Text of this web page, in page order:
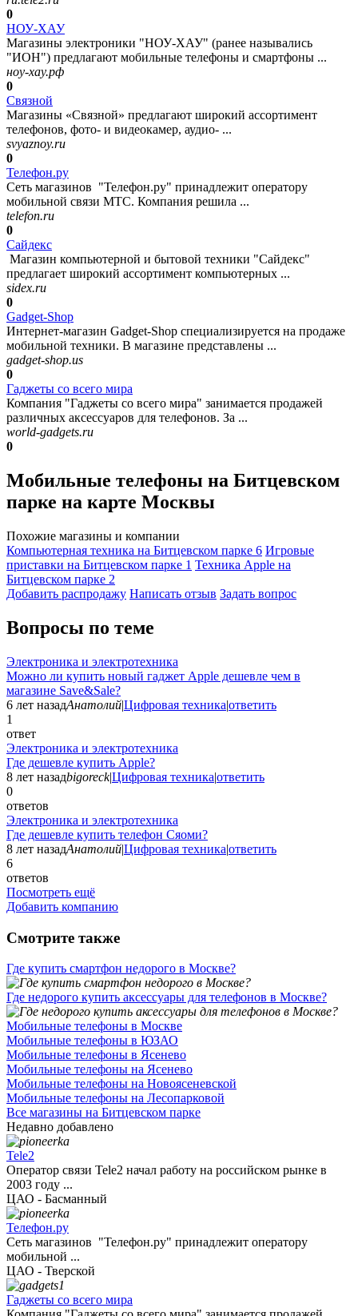
0
НОУ-ХАУ
Магазины электроники "НОУ-ХАУ" (ранее назывались
"ИОН") предлагают мобильные телефоны и смартфоны ...
ноу-хау.рф
0
Связной
Магазины «Связной» предлагают широкий ассортимент
телефонов, фото- и видеокамер, аудио- ...
svyaznoy.ru
0
Телефон.ру
Сеть магазинов "Телефон.ру" принадлежит оператору
мобильной связи МТС. Компания решила ...
telefon.ru
0
Сайдекс
Магазин компьютерной и бытовой техники "Сайдекс"
предлагает широкий ассортимент компьютерных ...
sidex.ru
0
Gadget-Shop
Интернет-магазин Gadget-Shop специализируется на продаже
мобильной техники. В магазине представлены ...
gadget-shop.us
0
Гаджеты со всего мира
Компания "Гаджеты со всего мира" занимается продажей
различных аксессуаров для телефонов. За ...
world-gadgets.ru
0
Мобильные телефоны на Битцевском
парке на карте Москвы
Похожие магазины и компании
Компьютерная техника на Битцевском парке 6 Игровые
приставки на Битцевском парке 1 Техника Apple на
Битцевском парке 2
Добавить раcпродажу Написать отзыв Задать вопрос
Вопросы по теме
Электроника и электротехника
Можно ли купить новый гаджет Apple дешевле чем в
магазине Save&Sale?
6 лет назадАнатолий|Цифровая техника|ответить
1
ответ
Электроника и электротехника
Где дешевле купить Apple?
8 лет назадbigoreck|Цифровая техника|ответить
0
ответов
Электроника и электротехника
Где дешевле купить телефон Сяоми?
8 лет назадАнатолий|Цифровая техника|ответить
6
ответов
Посмотреть ещё
Добавить компанию
Смотрите также
Где купить смартфон недорого в Москве?
Где недорого купить аксессуары для телефонов в Москве?
Мобильные телефоны в Москве
Мобильные телефоны в ЮЗАО
Мобильные телефоны в Ясенево
Мобильные телефоны на Ясенево
Мобильные телефоны на Новоясеневской
Мобильные телефоны на Лесопарковой
Все магазины на Битцевском парке
Недавно добавлено
Tele2
Оператор связи Tele2 начал работу на российском рынке в
2003 году ...
ЦАО - Басманный
Телефон.ру
Сеть магазинов "Телефон.ру" принадлежит оператору
мобильной ...
ЦАО - Тверской
Гаджеты со всего мира